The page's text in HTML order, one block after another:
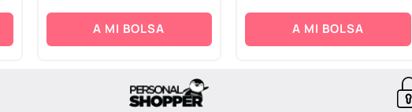
A MI BOLSA A MI BOLSA